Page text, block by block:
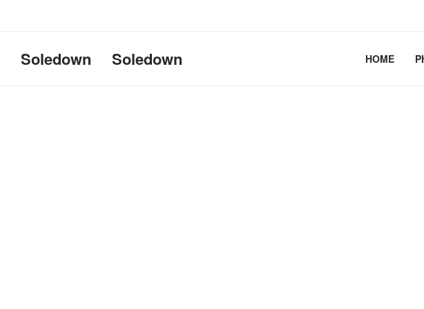
Uname:Linux d69bffeef052 6.12.41+deb13-cloud-
Soledown Soledown HOME